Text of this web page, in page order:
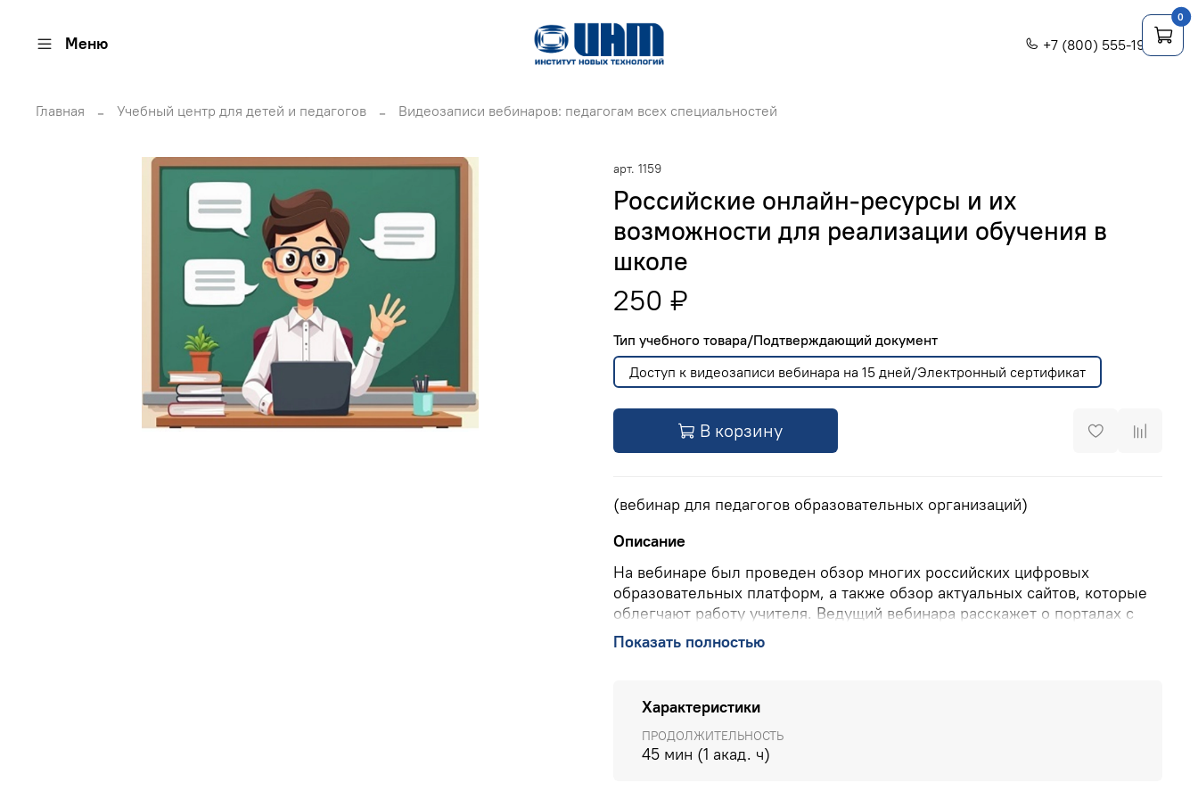
Меню +7 (800) 555-1956
Главная Учебный центр для детей и педагогов Видеозаписи вебинаров: педагогам всех специальностей
арт. 1159
Российские онлайн-ресурсы и их
возможности для реализации обучения в
школе
250 ₽
Тип учебного товара/Подтверждающий документ
Доступ к видеозаписи вебинара на 15 дней/Электронный сертификат
В корзину
(вебинар для педагогов образовательных организаций)
Описание
На вебинаре был проведен обзор многих российских цифровых
образовательных платформ, а также обзор актуальных сайтов, которые
облегчают работу учителя. Ведущий вебинара расскажет о порталах с
образовательными ресурсами по предметным областям и уровням
образования. Автор познакомит слушателей и с сервисами для
ПОДРОБНО О ВЕБИНАРЕ
КОНТАКТЫ УЧЕБНОГО ЦЕНТРА ИНТ:
бесплатно по РФ), 8(903) 614 8579 (офис),
Показать полностью
Характеристики
ПРОДОЛЖИТЕЛЬНОСТЬ
45 мин (1 акад. ч)
0